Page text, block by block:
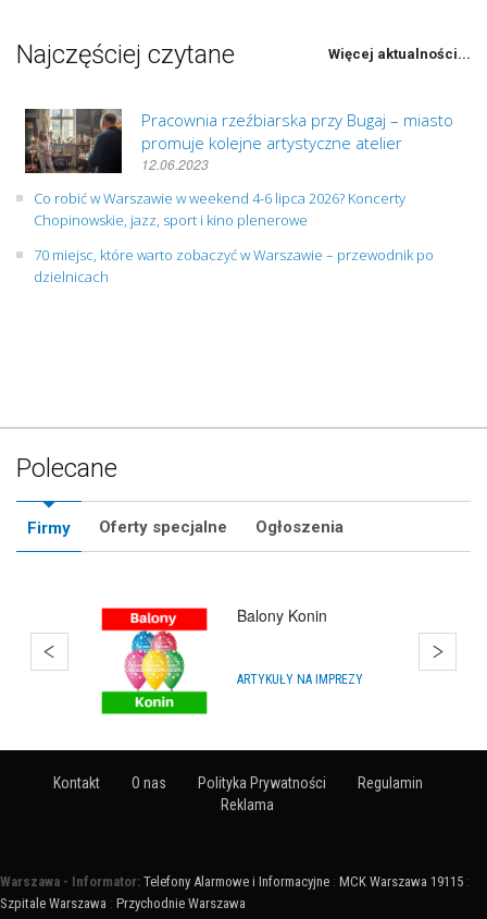
Najczęściej czytane Więcej aktualności...
Pracownia rzeźbiarska przy Bugaj – miasto
promuje kolejne artystyczne atelier
12.06.2023
Co robić w Warszawie w weekend 4-6 lipca 2026? Koncerty
Chopinowskie, jazz, sport i kino plenerowe
70 miejsc, które warto zobaczyć w Warszawie – przewodnik po
dzielnicach
Polecane
Firmy Oferty specjalne Ogłoszenia
Balony Konin
ARTYKUŁY NA IMPREZY
Kontakt O nas Polityka Prywatności
Regulamin
Reklama
Warszawa - Informator: Telefony Alarmowe i Informacyjne : MCK Warszawa 19115 :
Szpitale Warszawa : Przychodnie Warszawa